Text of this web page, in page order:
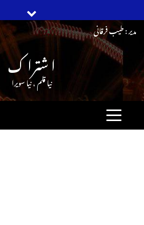
content
مدیر : طیب فرقانی
ا شترا ک
نیا قلم ، نیا سویرا